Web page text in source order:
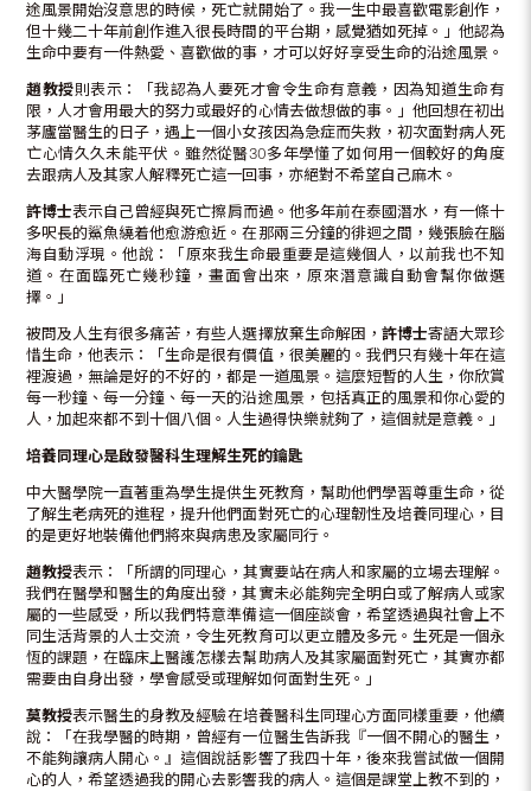
途風景開始沒意思的時候，死亡就開始了。我一生中最喜歡電影創作，
但十幾二十年前創作進入很長時間的平台期，感覺猶如死掉。」他認為
生命中要有一件熱愛、喜歡做的事，才可以好好享受生命的沿途風景。
趙教授則表示：「我認為人要死才會令生命有意義，因為知道生命有
限，人才會用最大的努力或最好的心情去做想做的事。」他回想在初出
茅廬當醫生的日子，遇上一個小女孩因為急症而失救，初次面對病人死
亡心情久久未能平伏。雖然從醫30多年學懂了如何用一個較好的角度
去跟病人及其家人解釋死亡這一回事，亦絕對不希望自己麻木。
許博士表示自己曾經與死亡擦肩而過。他多年前在泰國潛水，有一條十
多呎長的鯊魚繞着他愈游愈近。在那兩三分鐘的徘迴之間，幾張臉在腦
海自動浮現。他說：「原來我生命最重要是這幾個人，以前我也不知
道。在面臨死亡幾秒鐘，畫面會出來，原來潛意識自動會幫你做選
擇。」
被問及人生有很多痛苦，有些人選擇放棄生命解困， 許博士寄語大眾珍
惜生命，他表示：「生命是很有價值，很美麗的。我們只有幾十年在這
裡渡過，無論是好的不好的，都是一道風景。這麼短暫的人生，你欣賞
每一秒鐘、每一分鐘、每一天的沿途風景，包括真正的風景和你心愛的
人，加起來都不到十個八個。人生過得快樂就夠了，這個就是意義。」
培養同理心是啟發醫科生理解生死的鑰匙
中大醫學院一直著重為學生提供生死教育，幫助他們學習尊重生命，從
了解生老病死的進程，提升他們面對死亡的心理韌性及培養同理心，目
的是更好地裝備他們將來與病患及家屬同行。
趙教授表示：「所謂的同理心，其實要站在病人和家屬的立場去理解。
我們在醫學和醫生的角度出發，其實未必能夠完全明白或了解病人或家
屬的一些感受，所以我們特意準備這一個座談會，希望透過與社會上不
同生活背景的人士交流，令生死教育可以更立體及多元。生死是一個永
恆的課題，在臨床上醫護怎樣去幫助病人及其家屬面對死亡，其實亦都
需要由自身出發，學會感受或理解如何面對生死。」
莫教授表示醫生的身教及經驗在培養醫科生同理心方面同樣重要，他續
說：「在我學醫的時期，曾經有一位醫生告訴我『一個不開心的醫生，
不能夠讓病人開心。』這個說話影響了我四十年，後來我嘗試做一個開
心的人，希望透過我的開心去影響我的病人。這個是課堂上教不到的，